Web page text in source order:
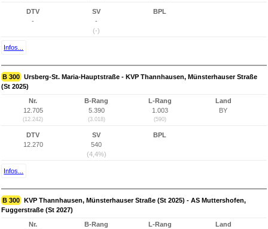
DTV
-
SV
-
(-)
BPL
Infos...
B 300 Ursberg-St. Maria-Hauptstraße - KVP Thannhausen, Münsterhauser Straße
(St 2025)
Nr.
12.705
(12.242)
B-Rang
5.390
(3.018)
L-Rang
1.003
(590)
Land
BY
DTV
12.270
SV
540
(4,4%)
BPL
Infos...
B 300 KVP Thannhausen, Münsterhauser Straße (St 2025) - AS Muttershofen,
Fuggerstraße (St 2027)
Nr.
B-Rang
L-Rang
Land